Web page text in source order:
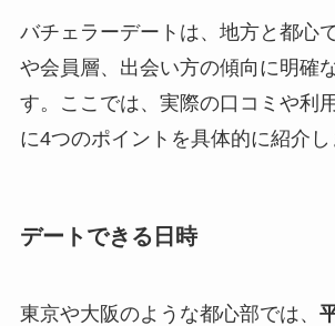
バチェラーデートは、地方と都心
や会員層、出会い方の傾向に明確
す。ここでは、実際の口コミや利
に4つのポイントを具体的に紹介し
デートできる日時
東京や大阪のような都心部では、